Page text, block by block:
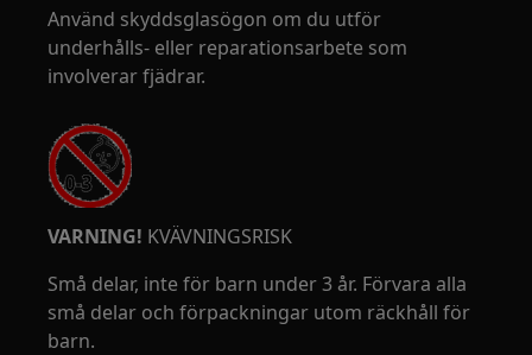
Använd skyddsglasögon om du utför
underhålls- eller reparationsarbete som
involverar fjädrar.
VARNING! KVÄVNINGSRISK
Små delar, inte för barn under 3 år. Förvara alla
små delar och förpackningar utom räckhåll för
barn.